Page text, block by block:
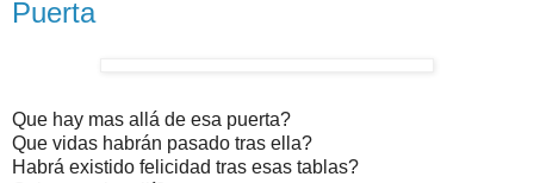
Puerta
Que hay mas allá de esa puerta?
Que vidas habrán pasado tras ella?
Habrá existido felicidad tras esas tablas?